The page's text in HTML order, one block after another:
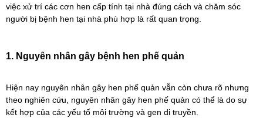
việc xử trí các cơn hen cấp tính tại nhà đúng cách và chăm sóc
người bị bệnh hen tại nhà phù hợp là rất quan trọng.
1. Nguyên nhân gây bệnh hen phế quản
Hiện nay nguyên nhân gây hen phế quản vẫn còn chưa rõ nhưng
theo nghiên cứu, nguyên nhân gây hen phế quản có thể là do sự
kết hợp của các yếu tố môi trường và gen di truyền.